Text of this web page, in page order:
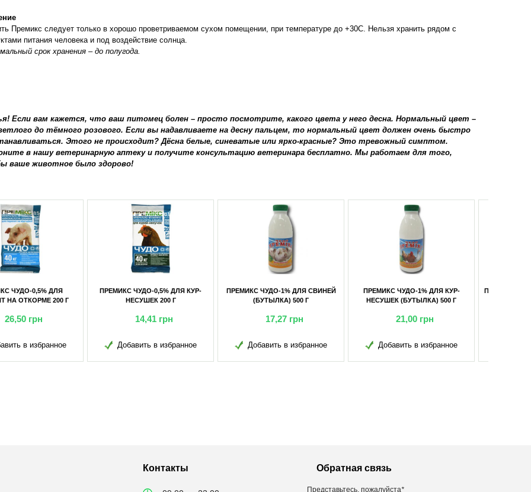
Премикс следует только в хорошо проветриваемом сухом помещении, при температуре до +30С. Нельзя хранить рядом с
питания человека и под воздействие солнца.
срок хранения – до полугода.
Если вам кажется, что ваш питомец болен – просто посмотрите, какого цвета у него десна. Нормальный цвет –
до тёмного розового. Если вы надавливаете на десну пальцем, то нормальный цвет должен очень быстро
Этого не происходит? Дёсна белые, синеватые или ярко-красные? Это тревожный симптом.
в нашу ветеринарную аптеку и получите консультацию ветеринара бесплатно. Мы работаем для того,
ваше животное было здорово!
ЧУДО-0,5% ДЛЯ КУР-
НЕСУШЕК 200 Г
14,41 грн
в избранное
ПРЕМИКС ЧУДО-1% ДЛЯ СВИНЕЙ
(БУТЫЛКА) 500 Г
17,27 грн
Добавить в избранное
ПРЕМИКС ЧУДО-1% ДЛЯ КУР-
НЕСУШЕК (БУТЫЛКА) 500 Г
21,00 грн
Добавить в избранное
ПРЕМИКС ЧУДО-1% ДЛЯ ПОРОСЯТ
НА ОТКОРМЕ 400 Г
34,00 грн
Добавить в избранное
Контакты Обратная связь
Представьтесь, пожалуйста*